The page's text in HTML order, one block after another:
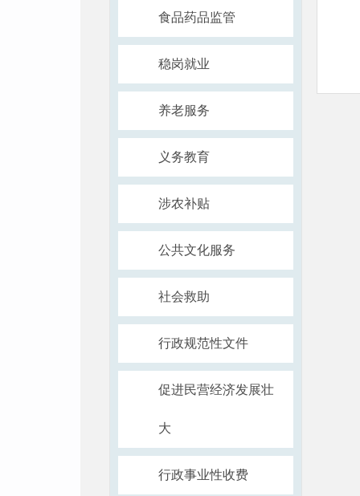
食品药品监管
稳岗就业
养老服务
义务教育
涉农补贴
公共文化服务
社会救助
行政规范性文件
促进民营经济发展壮
大
行政事业性收费